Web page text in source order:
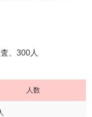
、300人
人数